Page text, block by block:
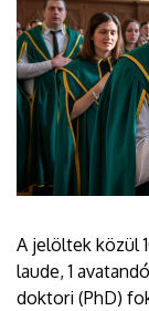
A jelöltek közül
laude, 1
doktori (PhD)